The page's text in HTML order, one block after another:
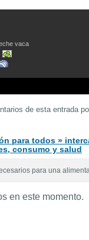
vaca
de esta entrada
para todos »
consumo y salud
para una
en este momento.